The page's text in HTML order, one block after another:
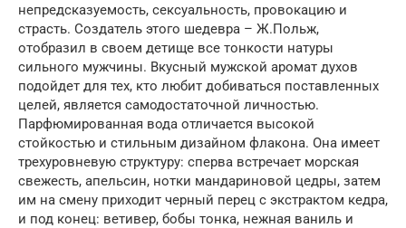
непредсказуемость, сексуальность, провокацию и
страсть. Создатель этого шедевра – Ж.Польж,
отобразил в своем детище все тонкости натуры
сильного мужчины. Вкусный мужской аромат духов
подойдет для тех, кто любит добиваться поставленных
целей, является самодостаточной личностью.
Парфюмированная вода отличается высокой
стойкостью и стильным дизайном флакона. Она имеет
трехуровневую структуру: сперва встречает морская
свежесть, апельсин, нотки мандариновой цедры, затем
им на смену приходит черный перец с экстрактом кедра,
и под конец: ветивер, бобы тонка, нежная ваниль и